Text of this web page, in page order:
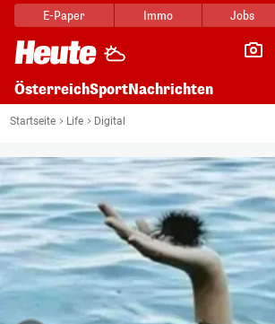
E-Paper Immo Jobs
ÖsterreichSportNachrichten
Startseite Life Digital